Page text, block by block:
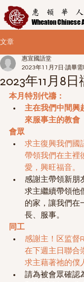
惠頓華
Wheaton Chinese
文章
2023年11月8
惠宣國語堂
2023年11月7日 讀畢
本月特別代禱：
主在我們中間興
來服事主的教會
會眾
求主復興我們國
帶領我們在主裡
愛，興旺福音。
感謝主帶領新朋
求主繼續帶領他
的家，讓我們在
長、服事。
同工
感謝主！区监督
在下週主日聯合
求主藉著祂的僕
請為被會眾確認